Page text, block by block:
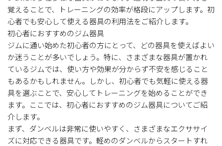
覚えることで、トレーニングの効率が格段にアップします。初
心者でも安心して使える器具の利用法をご紹介します。
初心者におすすめのジム器具
ジムに通い始めた初心者の方にとって、どの器具を使えばよい
か迷うことが多いでしょう。特に、さまざまな器具が置かれ
ているジムでは、使い方や効果が分からず不安を感じること
もあるかもしれません。しかし、初心者でも気軽に使える器
具を選ぶことで、安心してトレーニングを始めることができ
ます。ここでは、初心者におすすめのジム器具についてご紹
介します。
まず、ダンベルは非常に使いやすく、さまざまなエクササイ
ズに対応できる器具です。軽めのダンベルからスタートすれ